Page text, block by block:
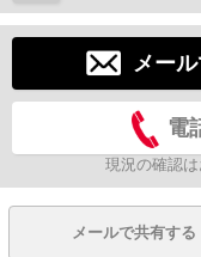
メー
電
現況の確認は
メールで共有する